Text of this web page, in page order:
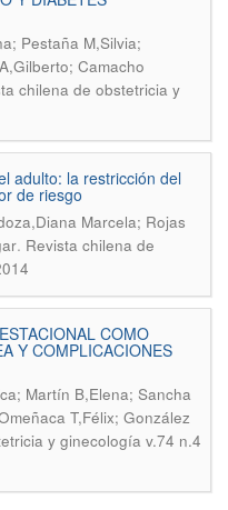
Pestaña M,Silvia;
Camacho
chilena de obstetricia y
adulto: la restricción del
de riesgo
Marcela; Rojas
. Revista chilena de
COMO
Y COMPLICACIONES
Martín B,Elena; Sancha
T,Félix; González
y ginecología v.74 n.4